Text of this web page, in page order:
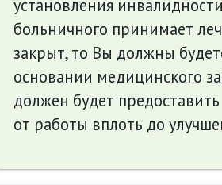
установления
больничного принимает
закрыт, то Вы должны
основании медицинского
должен будет
от работы вплоть до